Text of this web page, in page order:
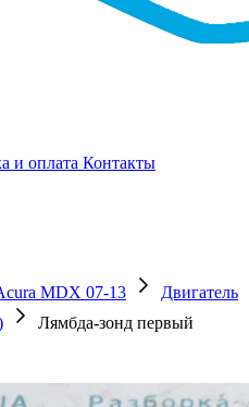
и оплата Контакты
MDX 07-13
Двигатель
Лямбда-зонд первый